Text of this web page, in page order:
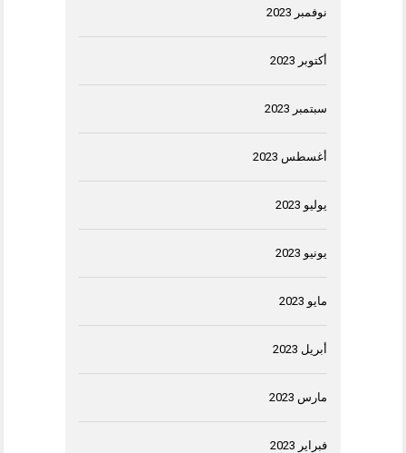
نوفمبر 2023
أكتوبر 2023
سبتمبر 2023
أغسطس 2023
يوليو 2023
يونيو 2023
مايو 2023
أبريل 2023
مارس 2023
فبراير 2023